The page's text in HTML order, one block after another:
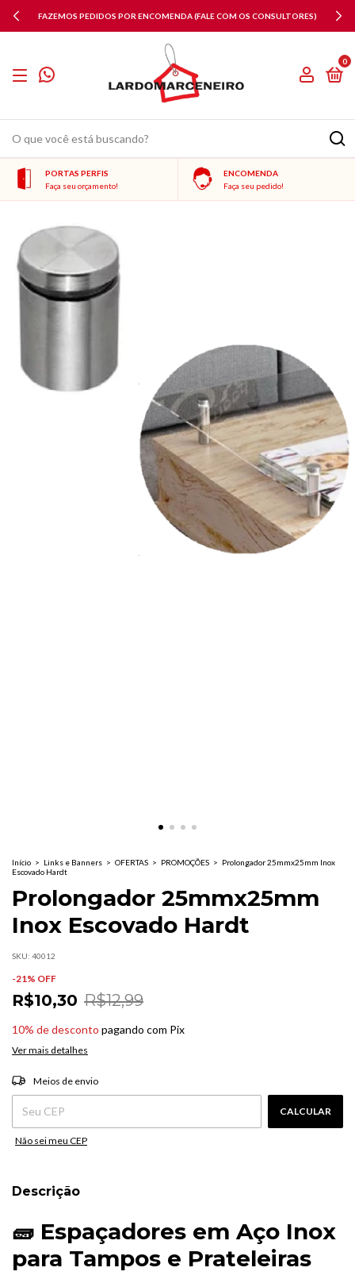
FAZEMOS PEDIDOS POR ENCOMENDA (FALE COM OS CONSULTORES)
0
PORTAS PERFIS
Faça seu orçamento!
ENCOMENDA
Faça seu pedido!
Início > Links e Banners > OFERTAS > PROMOÇÕES > Prolongador 25mmx25mm Inox
Escovado Hardt
Prolongador 25mmx25mm
Inox Escovado Hardt
SKU: 40012
-21 % OFF
R$10,30 R$12,99
10% de desconto pagando com Pix
Ver mais detalhes
Entregas para o CEP:
Meios de envio
CALCULAR
Não sei meu CEP
Descrição
🧱 Espaçadores em Aço Inox
para Tampos e Prateleiras